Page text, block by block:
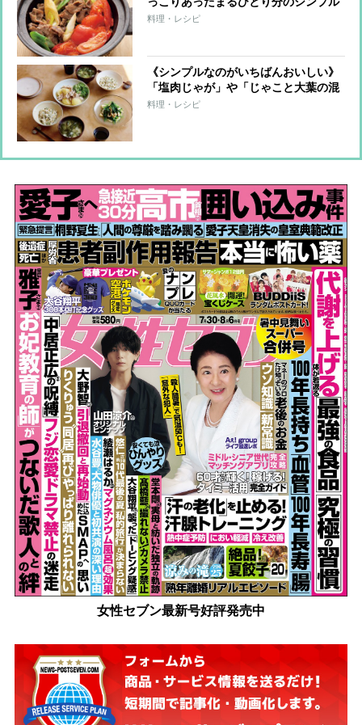
小鍋レシピ5つ
料理・レシピ
《シンプルなのがいちばんおいしい》
「塩肉じゃが」や「じゃこと大葉の混
ぜご飯」など料理家ウー・ウェンさん
料理・レシピ
女性セブン最新号好評発売中